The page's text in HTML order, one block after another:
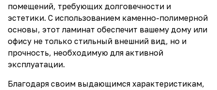
помещений, требующих долговечности и
эстетики. С использованием каменно-полимерной
основы, этот ламинат обеспечит вашему дому или
офису не только стильный внешний вид, но и
прочность, необходимую для активной
эксплуатации.
Благодаря своим выдающимся характеристикам,